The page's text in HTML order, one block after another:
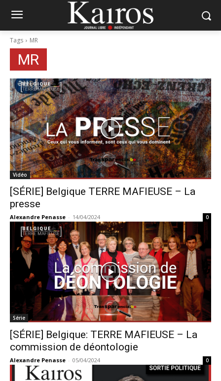
Tags MR
MR
Vidéo
[SÉRIE] Belgique TERRE MAFIEUSE – La
presse
Alexandre Penasse - 14/04/2024 0
Série
[SÉRIE] Belgique: TERRE MAFIEUSE – La
commission de déontologie
Alexandre Penasse - 05/04/2024 0